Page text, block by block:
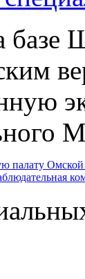
базе
палату Омской